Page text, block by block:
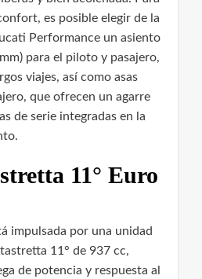
es posible elegir de la
Performance un asiento
para el piloto y pasajero,
viajes, así como asas
que ofrecen un agarre
de serie integradas en la
11° Euro
impulsada por una unidad
11° de 937 cc,
de potencia y respuesta al